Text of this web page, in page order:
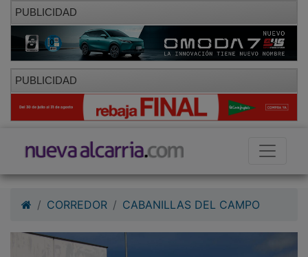
PUBLICIDAD
PUBLICIDAD